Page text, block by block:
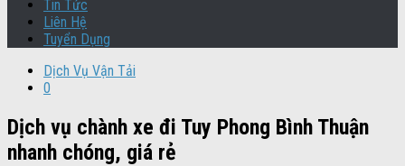
Tin Tức
Liên Hệ
Tuyển Dụng
Dịch Vụ Vận Tải
0
Dịch vụ chành xe đi Tuy Phong Bình Thuận
nhanh chóng, giá rẻ